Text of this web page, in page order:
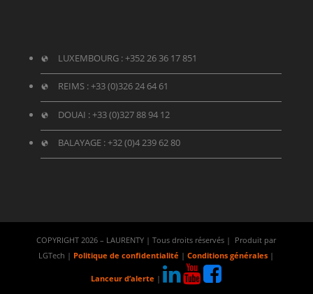
LUXEMBOURG :+352 26 36 17 851
REIMS :+33 (0)326 24 64 61
DOUAI :+33 (0)327 88 94 12
BALAYAGE :+32 (0)4 239 62 80
COPYRIGHT 2026 – LAURENTY | Tous droits réservés | Produit par
LGTech | Politique de confidentialité |Conditions générales |
Lanceur d’alerte |